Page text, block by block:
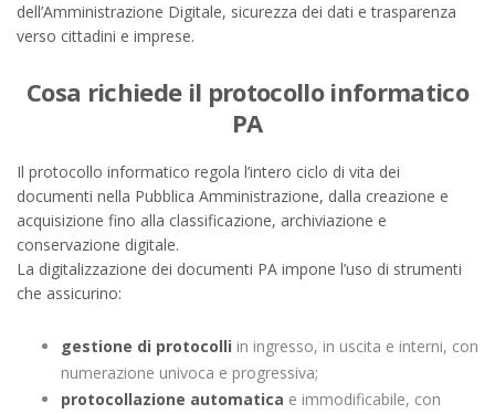
dell’Amministrazione Digitale, sicurezza dei dati e trasparenza
verso cittadini e imprese.
Cosa richiede il protocollo informatico
PA
Il protocollo informatico regola l’intero ciclo di vita dei
documenti nella Pubblica Amministrazione, dalla creazione e
acquisizione fino alla classificazione, archiviazione e
conservazione digitale.
La digitalizzazione dei documenti PA impone l’uso di strumenti
che assicurino:
gestione di protocolli in ingresso, in uscita e interni, con
numerazione univoca e progressiva;
protocollazione automatica e immodificabile, con